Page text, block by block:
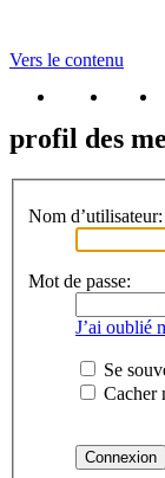
Vers le contenu
portail
forum
profil des
Nom d’utilisateur:
Mot de passe:
J’ai oublié
Se
Cacher